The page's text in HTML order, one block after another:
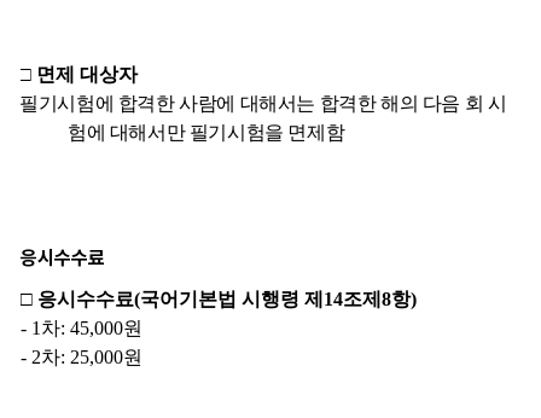
응시수수료